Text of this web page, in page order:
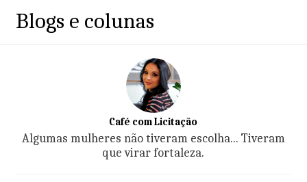
Blogs e colunas
Café com Licitação
Algumas mulheres não tiveram escolha... Tiveram
que virar fortaleza.